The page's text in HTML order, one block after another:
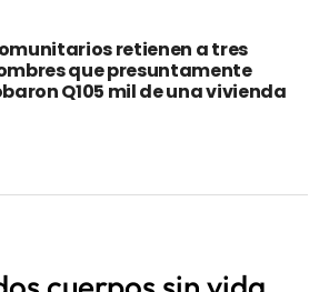
retienen a tres
que presuntamente
Q105 mil de una vivienda